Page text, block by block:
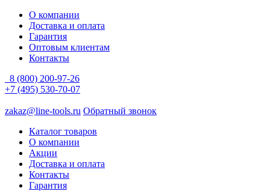
О компании
Доставка и оплата
Гарантия
Оптовым клиентам
Контакты
8 (800) 200-97-26
+7 (495) 530-70-07
zakaz@line-tools.ru Обратный звонок
Каталог товаров
О компании
Акции
Доставка и оплата
Контакты
Гарантия